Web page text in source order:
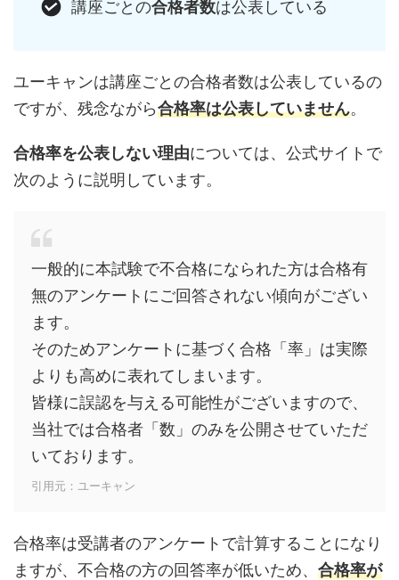
講座ごとの合格者数は公表している
ユーキャンは講座ごとの合格者数は公表しているの
ですが、残念ながら合格率は公表していません。
合格率を公表しない理由については、公式サイトで
次のように説明しています。
一般的に本試験で不合格になられた方は合格有
無のアンケートにご回答されない傾向がござい
ます。
そのためアンケートに基づく合格「率」は実際
よりも高めに表れてしまいます。
皆様に誤認を与える可能性がございますので、
当社では合格者「数」のみを公開させていただ
いております。
引用元：ユーキャン
合格率は受講者のアンケートで計算することになり
ますが、不合格の方の回答率が低いため、 合格率が